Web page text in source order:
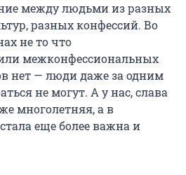
между людьми из разных
разных конфессий. Во
не то что
межконфессиональных
нет — люди даже за одним
не могут. А у нас, слава
многолетняя, а в
еще более важна и